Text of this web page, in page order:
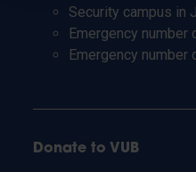
Security campus in
Emergency number
Emergency number
Donate to VUB